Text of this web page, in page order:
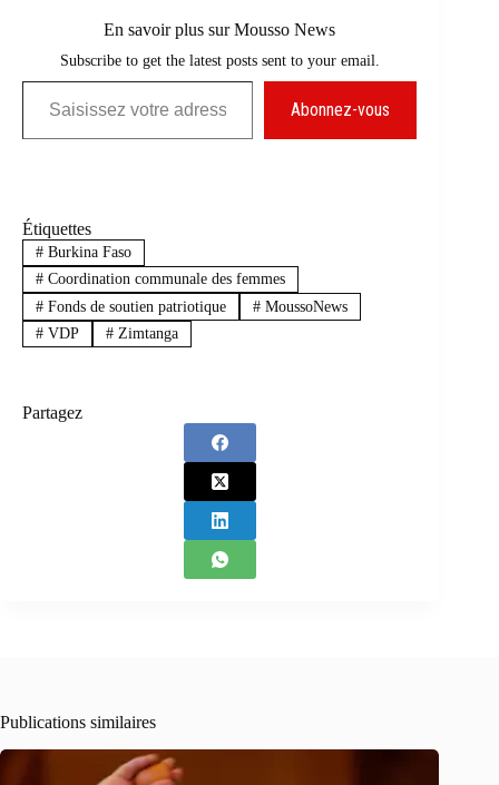
En savoir plus sur Mousso News
Subscribe to get the latest posts sent to your email.
Saisissez votre adresse e-mail…
Abonnez-vous
Étiquettes
#Burkina Faso
#Coordination communale des femmes
#Fonds de soutien patriotique #MoussoNews
#VDP #Zimtanga
Partagez
Publications similaires